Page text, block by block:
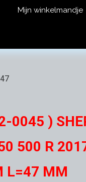
Mijn winkelmandje
0045 )
500 R
L=47 MM